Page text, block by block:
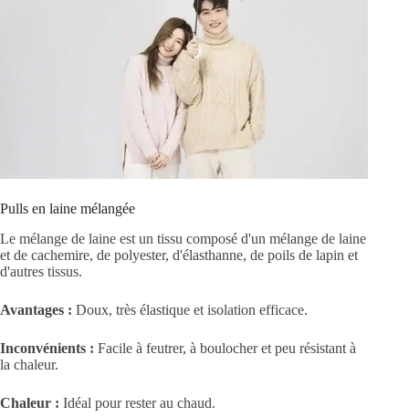
Pulls en laine mélangée
Le mélange de laine est un tissu composé d'un mélange de laine
et de cachemire, de polyester, d'élasthanne, de poils de lapin et
d'autres tissus.
Avantages : Doux, très élastique et isolation efficace.
Inconvénients : Facile à feutrer, à boulocher et peu résistant à
la chaleur.
Chaleur : Idéal pour rester au chaud.